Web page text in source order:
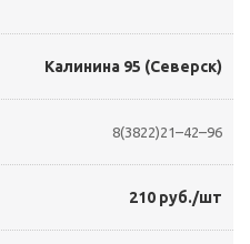
Калинина 95 (Северск)
8(3822)21–42–96
210 руб./шт